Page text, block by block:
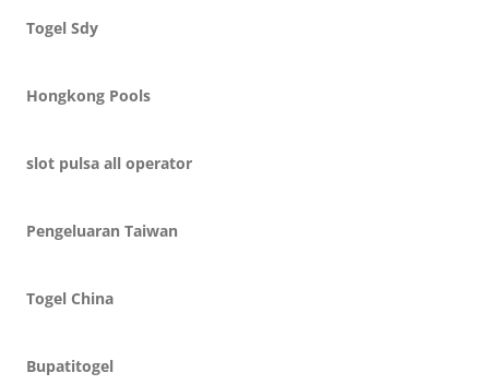
Togel Sdy
Hongkong Pools
slot pulsa all operator
Pengeluaran Taiwan
Togel China
Bupatitogel